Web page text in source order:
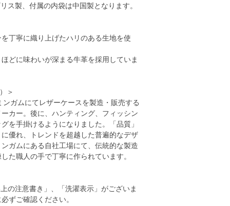
ス製、付属の内袋は中国製となります。
丁寧に織り上げたハリのある生地を使
どに味わいが深まる牛革を採用していま
＞
ンガムにてレザーケースを製造・販売する
カー。後に、ハンティング、フィッシン
を手掛けるようになりました。「品質」
優れ、トレンドを超越した普遍的なデザ
ガムにある自社工場にて、伝統的な製造
た職人の手で丁寧に作られています。
の注意書き」、「洗濯表示」がございま
ずご確認ください。